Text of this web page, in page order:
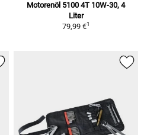
Motorenöl 5100 4T 10W-30, 4
Liter
79,99 €1